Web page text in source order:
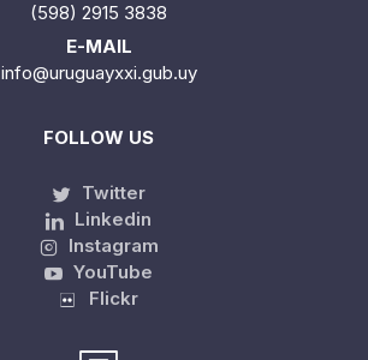
(598) 2915 3838
E-MAIL
info@uruguayxxi.gub.uy
FOLLOW US
Twitter
Linkedin
Instagram
YouTube
Flickr